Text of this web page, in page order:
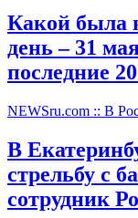
Какой была
день – 31
последние
NEWSru.com :: В
В
стрельбу с
сотрудник